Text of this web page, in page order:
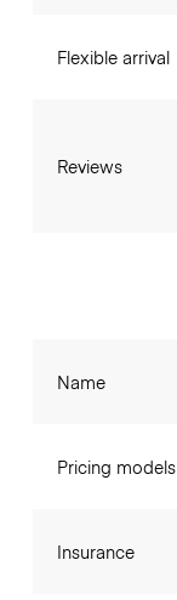
Flexible arrival
Reviews
Name
Pricing models
Insurance